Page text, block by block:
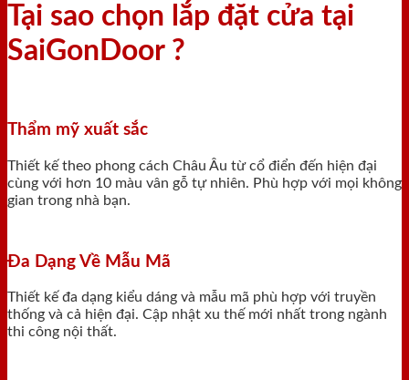
Tại sao chọn lắp đặt cửa tại
SaiGonDoor ?
Thẩm mỹ xuất sắc
Thiết kế theo phong cách Châu Âu từ cổ điển đến hiện đại
cùng với hơn 10 màu vân gỗ tự nhiên. Phù hợp với mọi không
gian trong nhà bạn.
Đa Dạng Về Mẫu Mã
Thiết kế đa dạng kiểu dáng và mẫu mã phù hợp với truyền
thống và cả hiện đại. Cập nhật xu thế mới nhất trong ngành
thi công nội thất.